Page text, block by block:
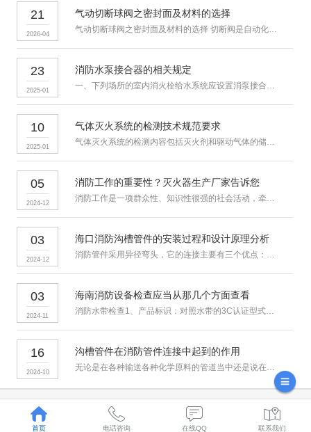
21
2026-04
气动切断球阀之密封面及材料的选择
气动切断球阀之密封面及材料的选择 切断阀是自动化系统中执行机
23
2025-01
消防水泵接合器的相关规定
一、下列场所的室内消火栓给水系统应设置消泵接合器：1、高层民用建
10
2025-01
气体灭火系统的检测技术规范要求
气体灭火系统的检测内容包括灭火剂和驱动气体的储存装置、喷嘴、气体
05
2024-12
消防工作的重要性？灭火器生产厂家告诉您
消防工作是一项群众性、知识性很强的社会活动，牵涉到每个地区，每个
03
2024-12
海口消防沟槽管件的安装过程和设计原理分析
消防管件采用异径弯头，它的连接主要有三个优点：耐压、耐低温、环保
03
2024-11
海南消防设备检查应当从那几个方面查看
消防水带检查1、产品标识：对照水带的3C认证型式检验报告，看该产
16
2024-10
沟槽管件在消防管件连接中起到的作用
无论是在各种输送各种化学原料的管道当中还是说在输水、消防管道中使
首页 电话咨询 在线QQ 联系我们